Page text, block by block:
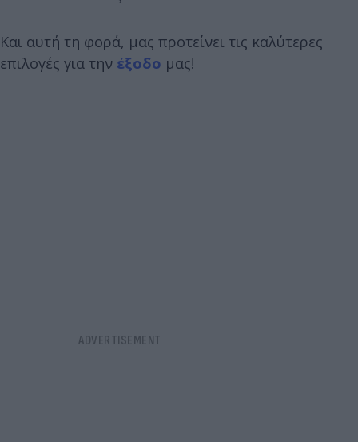
Και αυτή τη φορά, μας προτείνει τις καλύτερες
επιλογές για την έξοδο μας!